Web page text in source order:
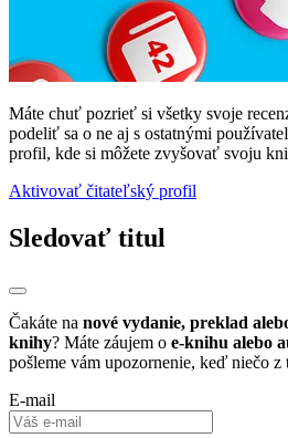
Máte chuť pozrieť si všetky svoje
podeliť sa o ne aj s ostatnými
profil, kde si môžete zvyšovať svoju
Aktivovať čitateľský profil
Sledovať titul
Čakáte na nové vydanie, preklad
knihy? Máte záujem o e-knihu alebo
pošleme vám upozornenie, keď niečo
E-mail